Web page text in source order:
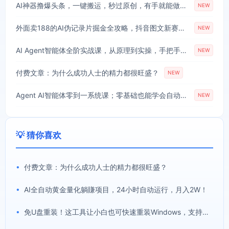
AI神器撸爆头条，一键搬运，秒过原创，有手就能做，每天稳定200+【揭秘】 NEW
外面卖188的AI伪记录片掘金全攻略，抖音图文新赛道，轻松涨粉变现，拿创作者伙伴计划收益【文档】 NEW
AI Agent智能体全阶实战课，从原理到实操，手把手搭建可自动运行的AI Agent NEW
付费文章：为什么成功人士的精力都很旺盛？ NEW
Agent AI智能体零到一系统课；零基础也能学会自动化实战，从核心概念到Coze工作流搭建完整覆盖 NEW
💡 猜你喜欢
• 付费文章：为什么成功人士的精力都很旺盛？
• AI全自动黄金量化躺賺项目，24小时自动运行，月入2W！
• 免U盘重装！这工具让小白也可快速重装Windows，支持无人值守配置，数据无忧CmzPrep_Rev2